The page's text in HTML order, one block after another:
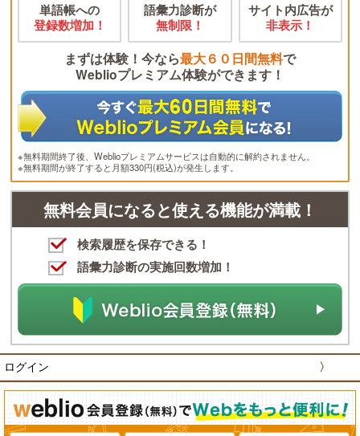
単語帳への
登録数増加！
語彙力診断が
無制限！
サイト内広告が
非表示！
まずは体験！今なら最大６０日間無料で
Weblioプレミアム体験ができます！
※無料期間終了後、Weblioプレミアムサービスは自動的に解約されません。
※無料期間が終了すると月額330円(税込)が発生します。
無料会員になると使える機能が満載！
検索履歴を保存できる！
語彙力診断の実施回数増加！
ログイン 〉